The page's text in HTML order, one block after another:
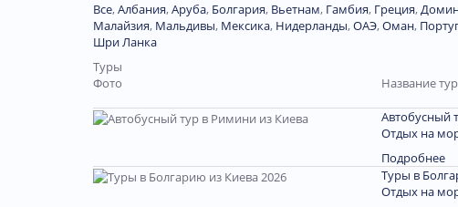
Все,Албания,Аруба, Болгария, Вьетнам, Гамбия, Греция,
Малайзия, Мальдивы, Мексика, Нидерланды,ОАЭ,Оман,
Шри Ланка
Туры
Фото
Название
Автобусный
Отдых на
Подробнее
Туры в
Отдых на